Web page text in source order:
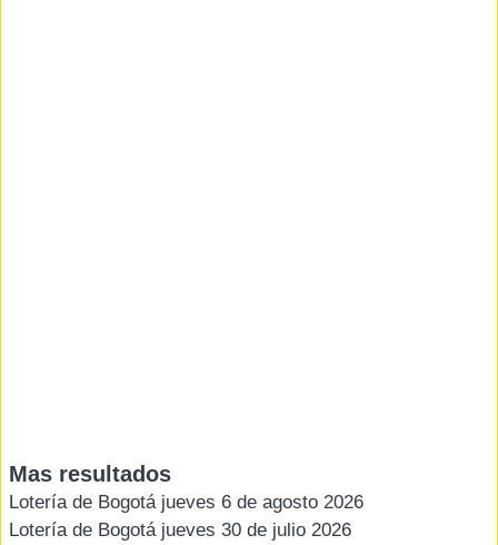
Mas resultados
Lotería de Bogotá jueves 6 de agosto 2026
Lotería de Bogotá jueves 30 de julio 2026